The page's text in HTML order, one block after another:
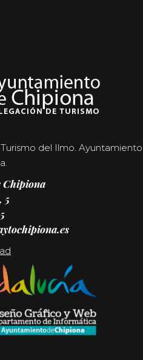
del Ilmo. Ayuntamiento
Chipiona
5